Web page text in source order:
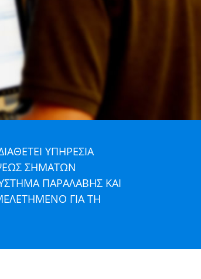
ΥΠΗΡΕΣΙΑ
ΣΗΜΑΤΩΝ
ΠΑΡΑΛΑΒΗΣ ΚΑΙ
ΓΙΑ ΤΗ